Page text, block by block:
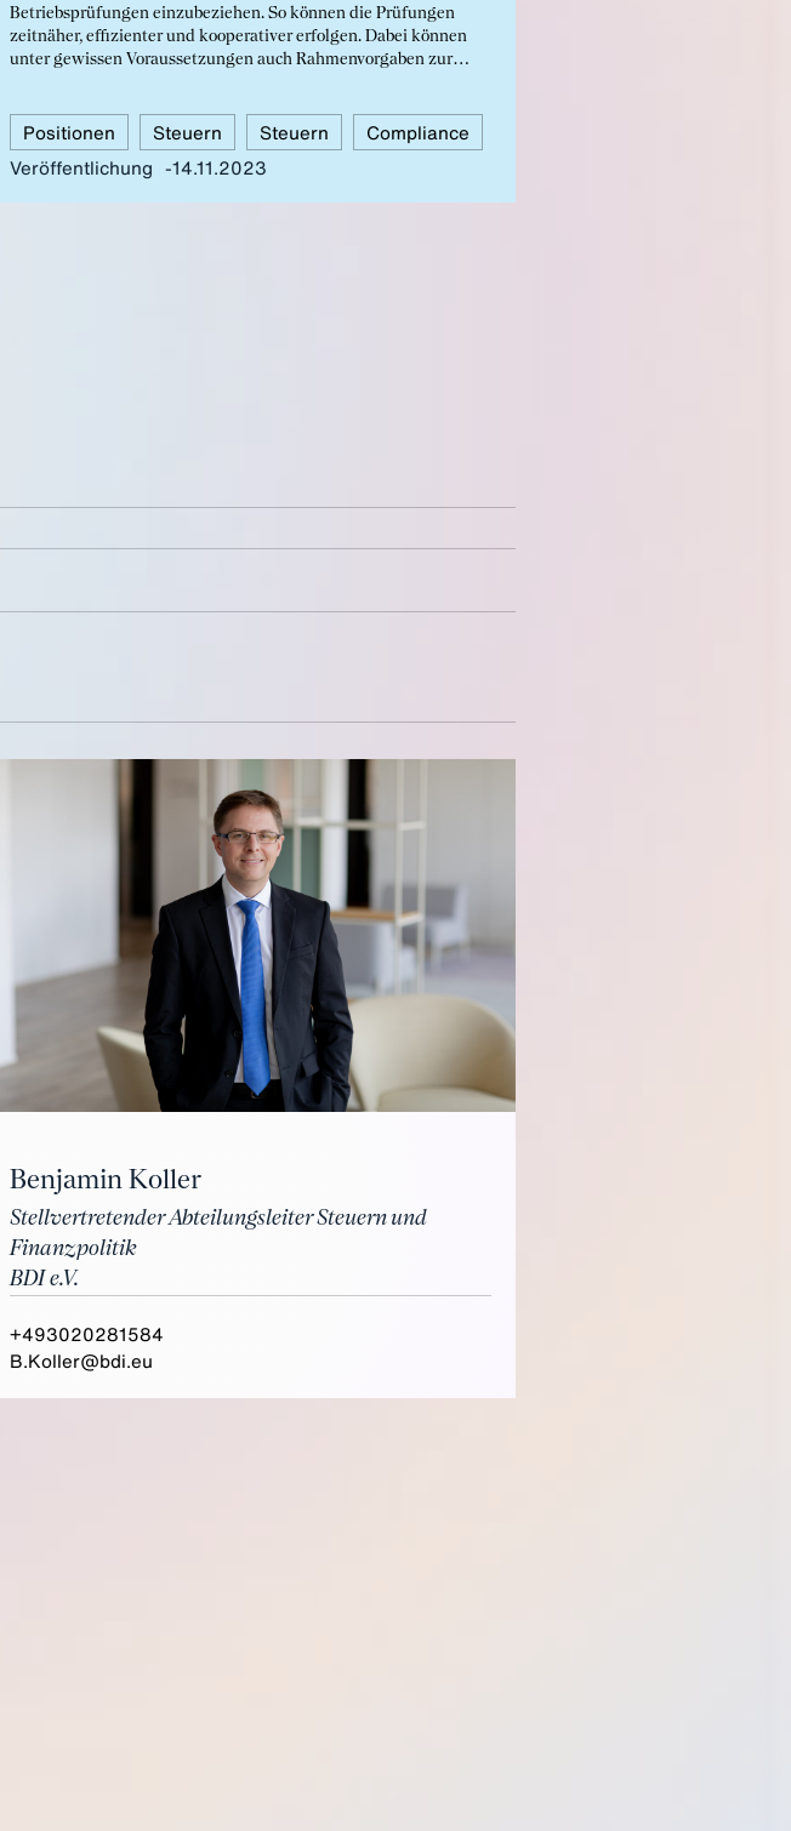
Betriebsprüfungen einzubeziehen. So können die Prüfungen
zeitnäher, effizienter und kooperativer erfolgen. Dabei können
unter gewissen Voraussetzungen auch Rahmenvorgaben zur
Tax CMS zu erhalten (keine starren Detailvorgaben).
Positionen Steuern Steuern
Compliance
Veröffentlichung
14.11.2023
Benjamin Koller
Stellvertretender Abteilungsleiter Steuern und
Finanzpolitik
BDI e.V.
+493020281584
B.Koller@bdi.eu